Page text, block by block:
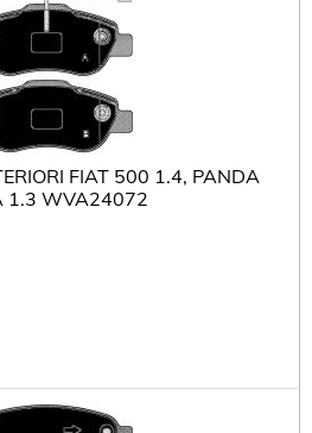
FIAT 500 1.4, PANDA
1.3 WVA24072